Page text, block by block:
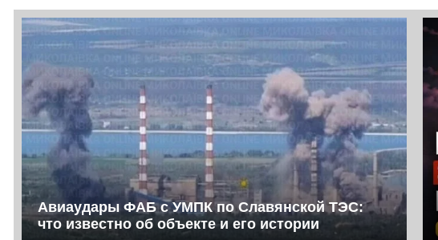
Авиаудары ФАБ с УМПК по Славянской ТЭС:
что известно об объекте и его истории